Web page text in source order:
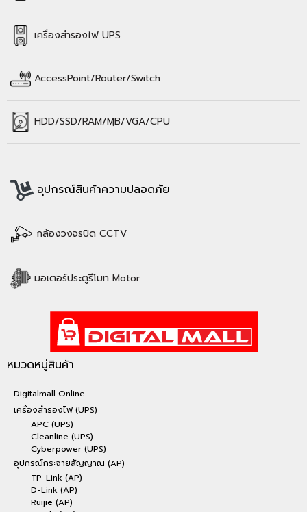
เครื่องสำรองไฟ UPS
AccessPoint/Router/Switch
HDD/SSD/RAM/MฺB/VGA/CPU
อุปกรณ์สินค้าความปลอดภัย
กล้องวงจรปิด CCTV
มอเตอร์ประตูรีโมท Motor
หมวดหมู่สินค้า
Digitalmall Online
เครื่องสำรองไฟ (UPS)
APC (UPS)
Cleanline (UPS)
Cyberpower (UPS)
อุปกรณ์กระจายสัญญาณ (AP)
TP-Link (AP)
D-Link (AP)
Ruijie (AP)